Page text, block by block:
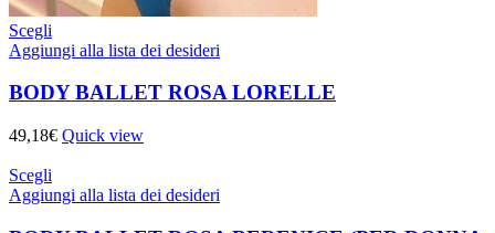
Scegli
Aggiungi alla lista dei desideri
BODY BALLET ROSA LORELLE
49,18€ Quick view
Scegli
Aggiungi alla lista dei desideri